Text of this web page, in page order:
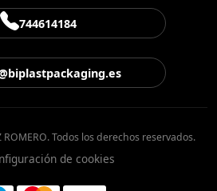
744614184
ROMERO. Todos los derechos reservados.
de cookies